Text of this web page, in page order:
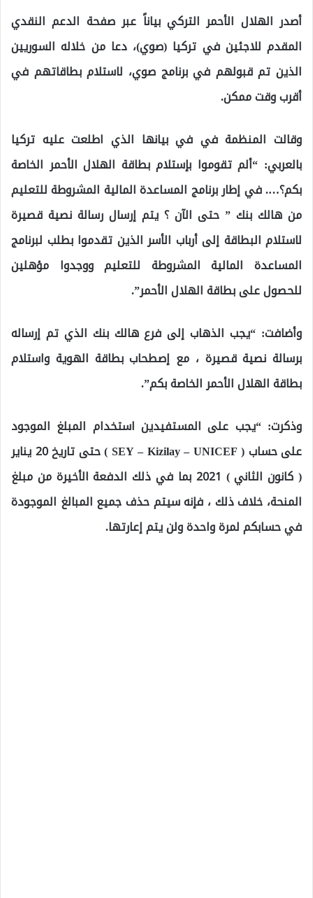
أصدر الهلال الأحمر التركي بياناً عبر صفحة الدعم النقدي
المقدم للاجئين في تركيا (صوي)، دعا من خلاله السوريين
الذين تم قبولهم في برنامج صوي، لاستلام بطاقاتهم في
أقرب وقت ممكن.
وقالت المنظمة في في بيانها الذي اطلعت عليه تركيا
بالعربي: “ألم تقوموا بإستلام بطاقة الهلال الأحمر الخاصة
بكم؟…. في إطار برنامج المساعدة المالية المشروطة للتعليم
من هالك بنك ” حتى الآن ؟ يتم إرسال رسالة نصية قصيرة
لاستلام البطاقة إلى أرباب الأسر الذين تقدموا بطلب لبرنامج
المساعدة المالية المشروطة للتعليم ووجدوا مؤهلين
للحصول على بطاقة الهلال الأحمر”.
وأضافت: “يجب الذهاب إلى فرع هالك بنك الذي تم إرساله
برسالة نصية قصيرة ، مع إصطحاب بطاقة الهوية واستلام
بطاقة الهلال الأحمر الخاصة بكم”.
وذكرت: “يجب على المستفيدين استخدام المبلغ الموجود
على حساب ( SEY – Kizilay – UNICEF ) حتى تاريخ 20 يناير
( كانون الثاني ) 2021 بما في ذلك الدفعة الأخيرة من مبلغ
المنحة، خلاف ذلك ، فإنه سيتم حذف جميع المبالغ الموجودة
في حسابكم لمرة واحدة ولن يتم إعارتها.